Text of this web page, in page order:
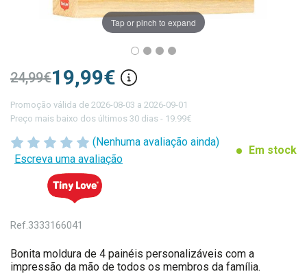
Tap or pinch to expand
(Nenhuma avaliação ainda)
Escreva uma avaliação
Em stock
19,99€
24,99€
Promoção válida de 2026-08-03 a 2026-09-01
Preço mais baixo dos últimos 30 dias - 19.99€
Ref.3333166041
Bonita moldura de 4 painéis personalizáveis com a
impressão da mão de todos os membros da família.